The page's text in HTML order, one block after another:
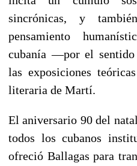
sincrónicas, y
pensamiento
cubanía —por el
las exposiciones
literaria de Martí.
El aniversario 90 del
todos los cubanos
ofreció Ballagas para